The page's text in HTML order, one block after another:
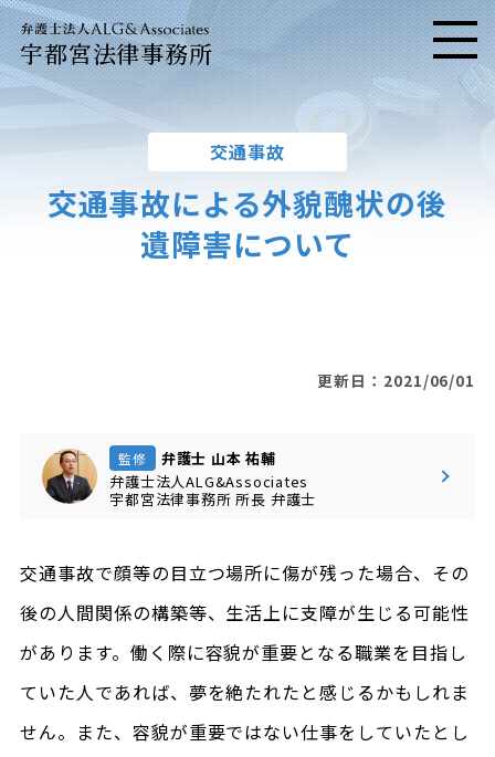
宇都宮法律事務所 メニ
交通事故
交通事故による外貌醜状の後
遺障害について
更新日：2021/06/01
監修
弁護士 山本 祐輔
弁護士法人ALG&Associates
宇都宮法律事務所所長 弁護士
交通事故で顔等の目立つ場所に傷が残った場合、その
後の人間関係の構築等、生活上に支障が生じる可能性
があります。働く際に容貌が重要となる職業を目指し
ていた人であれば、夢を絶たれたと感じるかもしれま
せん。また、容貌が重要ではない仕事をしていたとし